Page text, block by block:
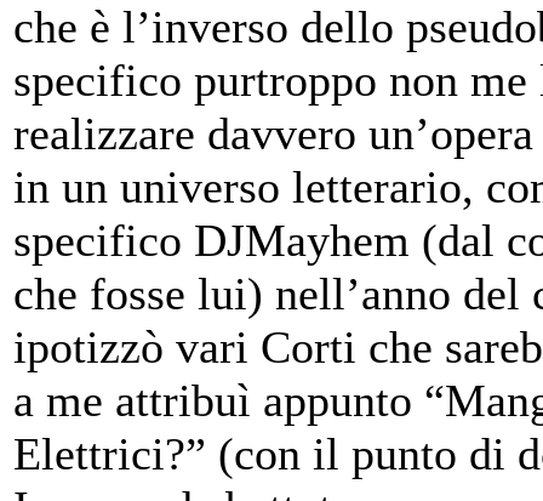
che è l’inverso dello
specifico purtroppo non
realizzare davvero
in un universo letterario,
specifico DJMayhem (dal
che fosse lui) nell’anno del
ipotizzò vari Corti che
a me attribuì appunto
Elettrici?” (con il punto di